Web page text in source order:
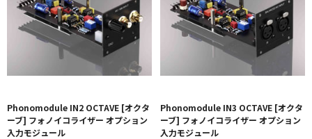
Phonomodule IN2 OCTAVE [オクタ
ーブ] フォノイコライザー オプション
入力モジュール
Phonomodule IN3 OCTAVE [オクタ
ーブ] フォノイコライザー オプション
入力モジュール